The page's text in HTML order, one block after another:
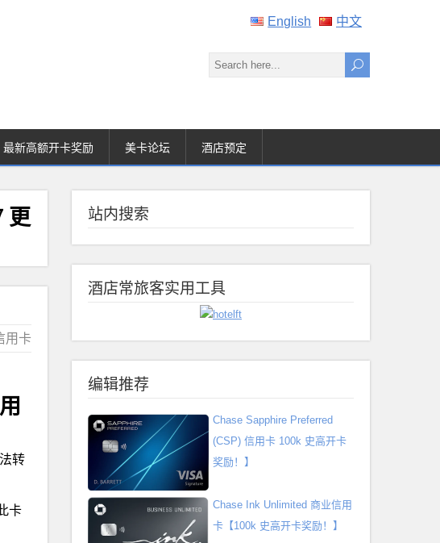
English 中文
最新高额开卡奖励 美卡论坛 酒店预定
更
用卡
转
卡
站内搜索
酒店常旅客实用工具
编辑推荐
Chase Sapphire Preferred
(CSP) 信用卡 100k 史高开卡
奖励！】
Chase Ink Unlimited 商业信用
卡【100k 史高开卡奖励！】